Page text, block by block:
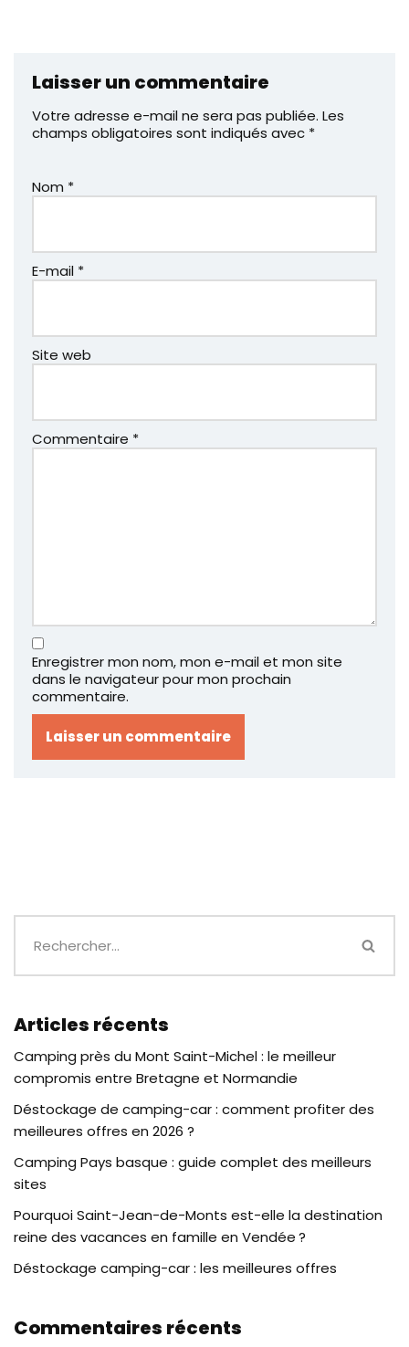
Laisser un commentaire
Votre adresse e-mail ne sera pas publiée. Les
champs obligatoires sont indiqués avec *
Nom *
E-mail *
Site web
Commentaire *
Enregistrer mon nom, mon e-mail et mon site
dans le navigateur pour mon prochain
commentaire.
Articles récents
Camping près du Mont Saint-Michel : le meilleur
compromis entre Bretagne et Normandie
Déstockage de camping-car : comment profiter des
meilleures offres en 2026 ?
Camping Pays basque : guide complet des meilleurs
sites
Pourquoi Saint-Jean-de-Monts est-elle la destination
reine des vacances en famille en Vendée ?
Déstockage camping-car : les meilleures offres
Commentaires récents